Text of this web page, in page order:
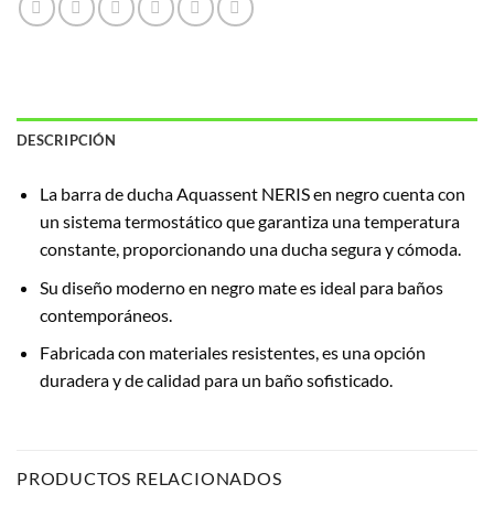
DESCRIPCIÓN
La barra de ducha Aquassent NERIS en negro cuenta con
un sistema termostático que garantiza una temperatura
constante, proporcionando una ducha segura y cómoda.
Su diseño moderno en negro mate es ideal para baños
contemporáneos.
Fabricada con materiales resistentes, es una opción
duradera y de calidad para un baño sofisticado.
PRODUCTOS RELACIONADOS